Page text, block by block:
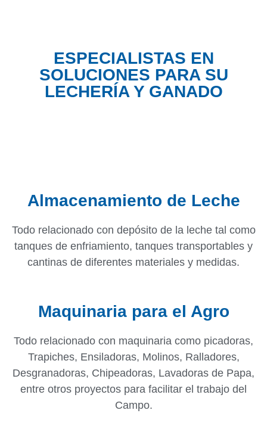
ESPECIALISTAS EN
SOLUCIONES PARA SU
LECHERÍA Y GANADO
Almacenamiento de Leche
Todo relacionado con depósito de la leche tal como
tanques de enfriamiento, tanques transportables y
cantinas de diferentes materiales y medidas.
Maquinaria para el Agro
Todo relacionado con maquinaria como picadoras,
Trapiches, Ensiladoras, Molinos, Ralladores,
Desgranadoras, Chipeadoras, Lavadoras de Papa,
entre otros proyectos para facilitar el trabajo del
Campo.